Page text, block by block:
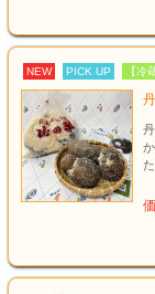
NEW PICK UP 【冷